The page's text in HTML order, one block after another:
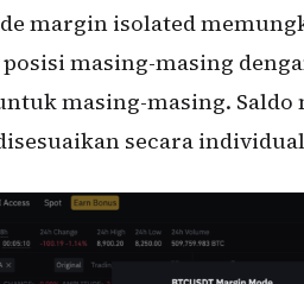
margin isolated
masing-masing
masing-masing.
secara